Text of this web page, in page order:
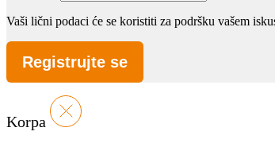
Vaši lični podaci će se koristiti za podršku vašem
Registrujte se
Korpa